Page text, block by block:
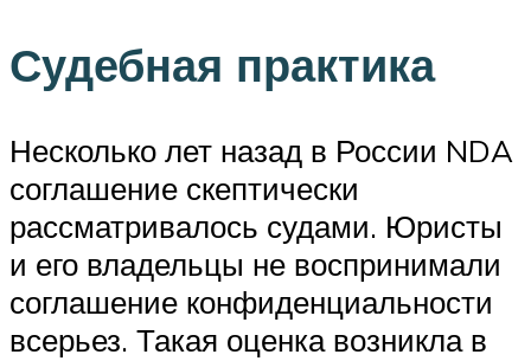
Судебная практика
Несколько лет назад в России NDA
соглашение скептически
рассматривалось судами. Юристы
и его владельцы не воспринимали
соглашение конфиденциальности
всерьез. Такая оценка возникла в